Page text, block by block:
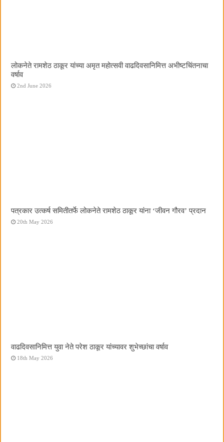
लोकनेते रामशेठ ठाकूर यांच्या अमृत महोत्सवी वाढदिवसानिमित्त अभीष्टचिंतनाचा
वर्षाव
2nd June 2026
पत्रकार उत्कर्ष समितीतर्फे लोकनेते रामशेठ ठाकूर यांना ‌‘जीवन गौरव‌’ प्रदान
20th May 2026
वाढदिवसानिमित्त युवा नेते परेश ठाकूर यांच्यावर शुभेच्छांचा वर्षाव
18th May 2026